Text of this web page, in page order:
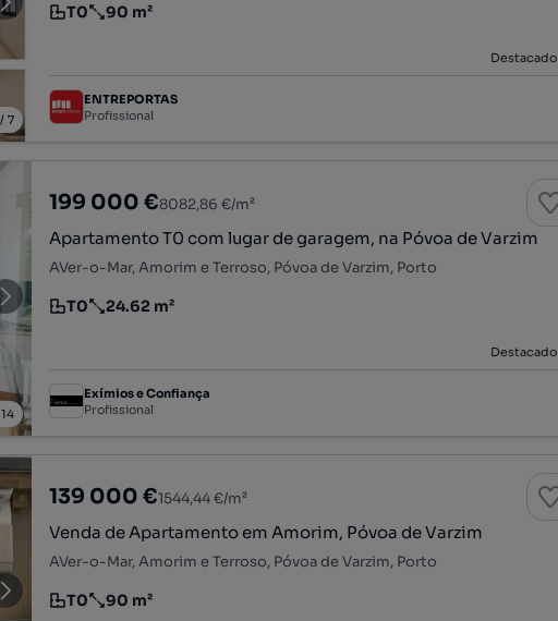
7
Tipologia
T0
Preço por metro quadrado
90 m²
Destacado
ENTREPORTAS
Profissional
14
199 000 €8082,86 €/m²
Apartamento T0 com lugar de garagem, na Póvoa de Varzim
AVer-o-Mar, Amorim e Terroso, Póvoa de Varzim, Porto
Tipologia
T0
Preço por metro quadrado
24.62 m²
Destacado
Exímios e Confiança
Profissional
139 000 €1544,44 €/m²
Venda de Apartamento em Amorim, Póvoa de Varzim
AVer-o-Mar, Amorim e Terroso, Póvoa de Varzim, Porto
Tipologia
T0
Preço por metro quadrado
90 m²